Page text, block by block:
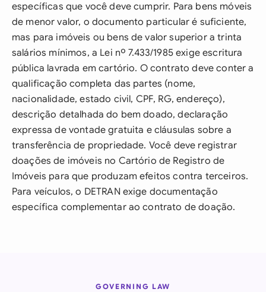
específicas que você deve cumprir. Para bens móveis
de menor valor, o documento particular é suficiente,
mas para imóveis ou bens de valor superior a trinta
salários mínimos, a Lei nº 7.433/1985 exige escritura
pública lavrada em cartório. O contrato deve conter a
qualificação completa das partes (nome,
nacionalidade, estado civil, CPF, RG, endereço),
descrição detalhada do bem doado, declaração
expressa de vontade gratuita e cláusulas sobre a
transferência de propriedade. Você deve registrar
doações de imóveis no Cartório de Registro de
Imóveis para que produzam efeitos contra terceiros.
Para veículos, o DETRAN exige documentação
específica complementar ao contrato de doação.
GOVERNING LAW